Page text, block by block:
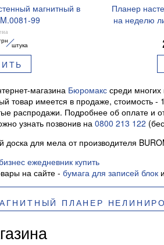
магнитный в
99
штука
Планер
на неделю
магазина Бюромакс среди
товар имеется в продаже, стоимость
распродажи. Подробнее об оплате и
узнать позвонив на 0800 213 122
для мела от производителя
ежедневник купить
на сайте - бумага для записей блок
ПЛАНЕР НЕЛИНИРОВАННЫЙ А3